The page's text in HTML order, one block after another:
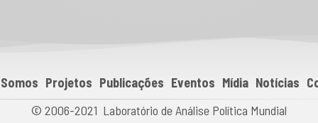
Projetos Publicações Eventos Mídia Notícias
© 2006-2021 Laboratório de Análise Política Mundial